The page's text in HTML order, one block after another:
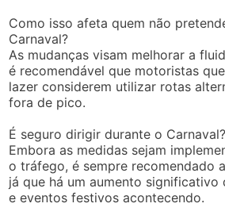
Como isso afeta quem não
Carnaval?
As mudanças visam melhorar a
é recomendável que motoristas
lazer considerem utilizar rotas
fora de pico.
É seguro dirigir durante o Carnaval?
Embora as medidas sejam
o tráfego, é sempre recomendado
já que há um aumento significativo
e eventos festivos acontecendo.